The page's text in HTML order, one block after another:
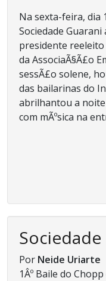
Na sexta-feira, dia
Sociedade Guarani
presidente reeleito
da AssociaÃ§Ã£o
sessÃ£o solene,
das bailarinas do
abrilhantou a
com mÃºsica na
Por Neide Uriarte
1Âº Baile do